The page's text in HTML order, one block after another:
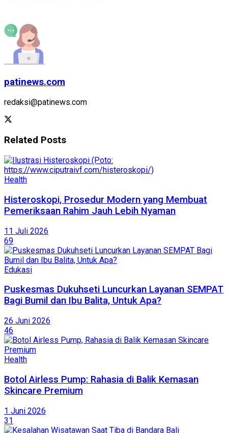
patinews.com
redaksi@patinews.com
Related Posts
Health
Histeroskopi, Prosedur Modern yang Membuat
Pemeriksaan Rahim Jauh Lebih Nyaman
11 Juli 2026
69
Edukasi
Puskesmas Dukuhseti Luncurkan Layanan SEMPAT
Bagi Bumil dan Ibu Balita, Untuk Apa?
26 Juni 2026
46
Health
Botol Airless Pump: Rahasia di Balik Kemasan
Skincare Premium
1 Juni 2026
31